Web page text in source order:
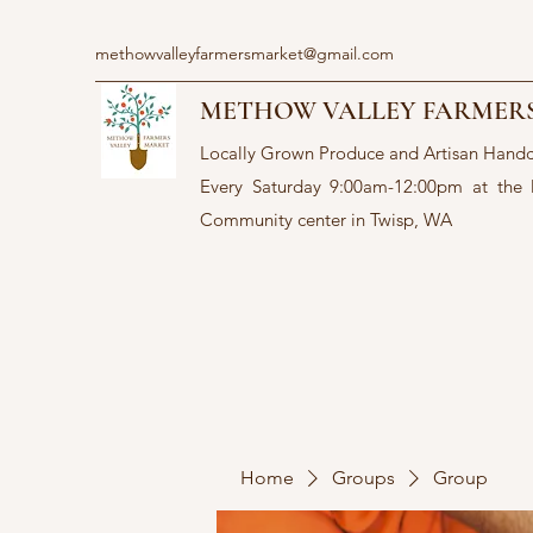
methowvalleyfarmersmarket@gmail.com
METHOW VALLEY
Locally Grown Produce and Artisan
Every Saturday 9:00am-12:00pm at the
Community center in Twisp, WA
Home Groups Group